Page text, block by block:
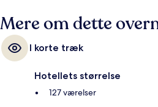
Mere om dette
I korte træk
Hotellets størrelse
127 værelser